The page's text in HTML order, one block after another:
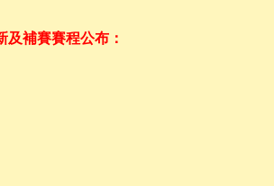
及補賽賽程公布：